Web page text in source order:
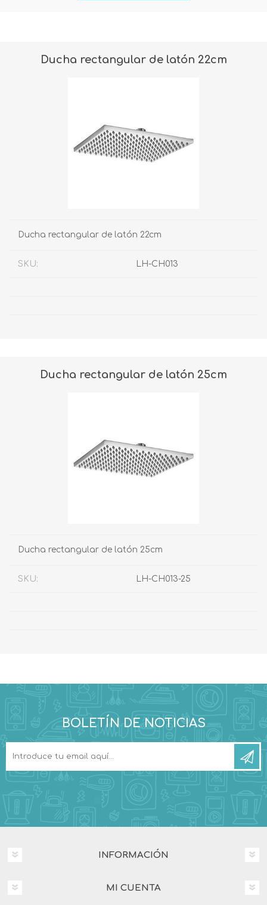
Ducha rectangular de latón 22cm
Ducha rectangular de latón 22cm
SKU: LH-CH013
Ducha rectangular de latón 25cm
Ducha rectangular de latón 25cm
SKU: LH-CH013-25
BOLETÍN DE NOTICIAS
INFORMACIÓN
MI CUENTA